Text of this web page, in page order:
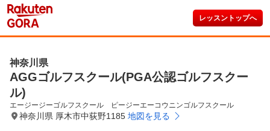
レッスントップへ
神奈川県
AGGゴルフスクール(PGA公認ゴルフスクー
ル)
エージージーゴルフスクール　ピージーエーコウニンゴルフスクール
神奈川県 厚木市中荻野1185 地図を見る